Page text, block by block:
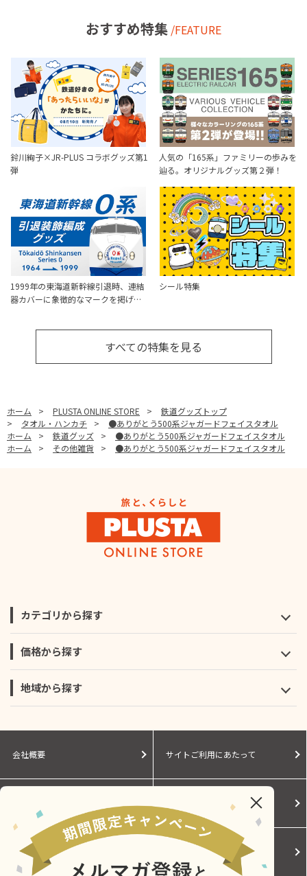
おすすめ特集 /FEATURE
鈴川絢子×JR-PLUS コラボグッズ第1
弾
人気の「165系」ファミリーの歩みを
辿る。オリジナルグッズ第２弾！
1999年の東海道新幹線引退時、連結
器カバーに象徴的なマークを掲げ…
シール特集
すべての特集を見る
ホーム > PLUSTA ONLINE STORE >
鉄道グッズトップ
>
タオル・ハンカチ >
●ありがとう500系ジャガードフェイスタオル
ホーム
> 鉄道グッズ >
●ありがとう500系ジャガードフェイスタオル
ホーム
> その他雑貨 > ●ありがとう500系ジャガードフェイスタオル
カテゴリから探す
価格から探す
地域から探す
会社概要 サイトご利用にあたって
Cookieポリシー ご利用規約